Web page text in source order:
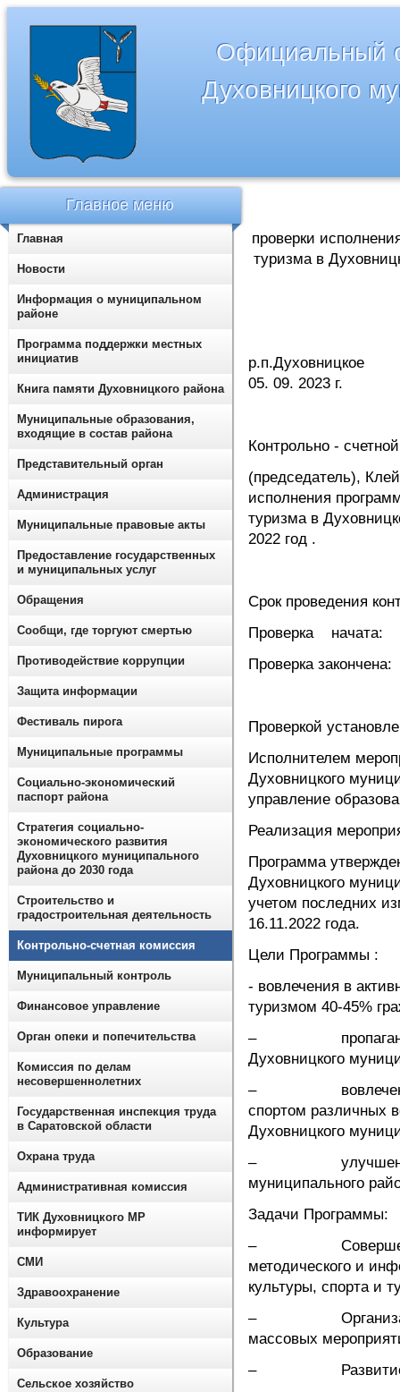
Официальный
Духовницкого
проверки
туризма в
05. 09. 2023 г.
Контрольно -
(председатель),
исполнения
туризма в
2022 год .
Срок проведения
Проверка начата:
Проверка
Проверкой
Исполнителем
Духовницкого
управление
Реализация
Программа
Духовницкого
учетом последних
16.11.2022 года.
Цели Программы :
- вовлечения в
туризмом 40-45%
– пропаганда
Духовницкого
– вовлечение в
спортом различных
Духовницкого
– улучшение
муниципального
Задачи Программы:
–
методического и
культуры, спорта и
– Организация и
массовых
– Развитие
Главное меню
Главная
Новости
Информация о муниципальном
районе
Программа поддержки местных
инициатив
Книга памяти Духовницкого района
Муниципальные образования,
входящие в состав района
Представительный орган
Администрация
Муниципальные правовые акты
Предоставление государственных
и муниципальных услуг
Обращения
Сообщи, где торгуют смертью
Противодействие коррупции
Защита информации
Фестиваль пирога
Муниципальные программы
Социально-экономический
паспорт района
Стратегия социально-
экономического развития
Духовницкого муниципального
района до 2030 года
Строительство и
градостроительная деятельность
Контрольно-счетная комиссия
Муниципальный контроль
Финансовое управление
Орган опеки и попечительства
Комиссия по делам
несовершеннолетних
Государственная инспекция труда
в Саратовской области
Охрана труда
Административная комиссия
ТИК Духовницкого МР
информирует
СМИ
Здравоохранение
Культура
Образование
Сельское хозяйство